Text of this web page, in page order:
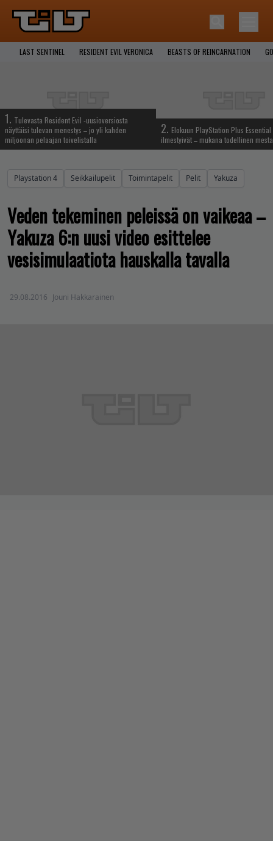
LAST SENTINEL RESIDENT EVIL VERONICA BEASTS OF REINCARNATION
1. Tulevasta Resident Evil -uusioversiosta
näyttäisi tulevan menestys – jo yli kahden
miljoonan pelaajan toivelistalla
2. Elokuun PlayStation Plus
ilmestyivät – mukana todellinen
Playstation 4 Seikkailupelit Toimintapelit Pelit Yakuza
Veden tekeminen peleissä on vaikeaa –
Yakuza 6:n uusi video esittelee
vesisimulaatiota hauskalla tavalla
29.08.2016 Jouni Hakkarainen